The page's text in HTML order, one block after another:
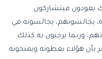
يعودون فيتشاركون
يجالسونهم، يجالسونه في
وربما يرحبون به كذلك
هؤلاء يعطونه ويمنحونه